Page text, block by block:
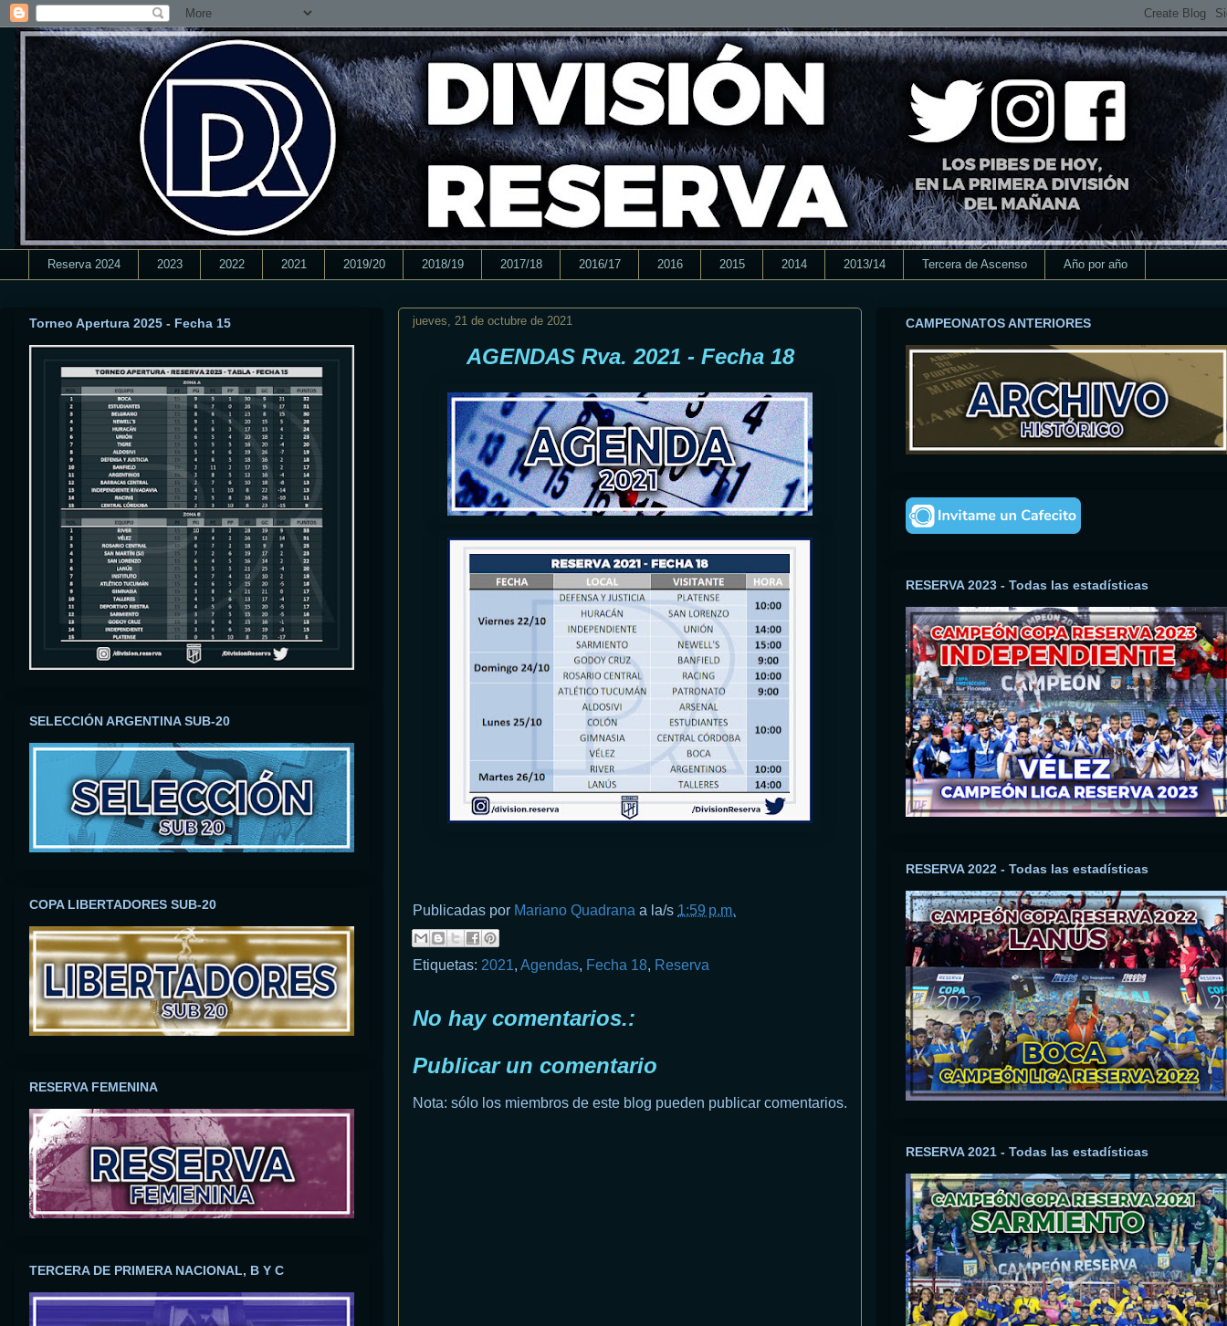
Reserva 2024 2023 2022 2021 2019/20 2018/19 2017/18 2016/17 2016 2015 2014 2013/14 Tercera de Ascenso Año por año
jueves, 21 de octubre de 2021
AGENDAS Rva. 2021 - Fecha 18
Publicadas por Mariano Quadrana a la/s 1:59 p.m.
Etiquetas: 2021, Agendas, Fecha 18, Reserva
No hay comentarios.:
Publicar un comentario
Nota: sólo los miembros de este blog pueden publicar comentarios.
Torneo Apertura 2025 - Fecha 15
SELECCIÓN ARGENTINA SUB-20
COPA LIBERTADORES SUB-20
RESERVA FEMENINA
TERCERA DE PRIMERA NACIONAL, B Y C
CAMPEONATOS ANTERIORES
RESERVA 2023 - Todas las estadísticas
RESERVA 2022 - Todas las estadísticas
RESERVA 2021 - Todas las estadísticas